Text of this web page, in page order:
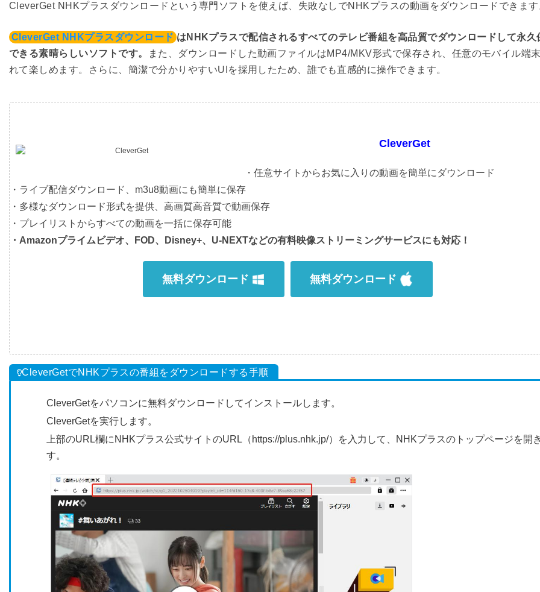
CleverGet NHKプラスダウンロードという専門ソフトを使えば、失敗なしでNHKプラスの動画をダウンロードできま
CleverGet NHKプラスダウンロード はNHKプラスで配信されるすべてのテレビ番組を高品質でダウンロードして永久
できる素晴らしいソフトです。
また、ダウンロードした動画ファイルはMP4/MKV形式で保存され、任意のモバイル端
れて楽しめます。さらに、簡潔で分かりやすいUIを採用したため、誰でも直感的に操作できます。
CleverGet
・任意サイトからお気に入りの動画を簡単にダウンロード
・ライブ配信ダウンロード、m3u8動画にも簡単に保存
・多様なダウンロード形式を提供、高画質高音質で動画保存
・プレイリストからすべての動画を一括に保存可能
・Amazonプライムビデオ、FOD、Disney+、U-NEXTなどの有料映像ストリーミングサービスにも対応！
無料ダウンロード 無料ダウンロード
CleverGetでNHKプラスの番組をダウンロードする手順
CleverGetをパソコンに無料ダウンロードしてインストールします。
CleverGetを実行します。
上部のURL欄にNHKプラス公式サイトのURL（https://plus.nhk.jp/）を入力して、NHKプラスのトップページを開
す。